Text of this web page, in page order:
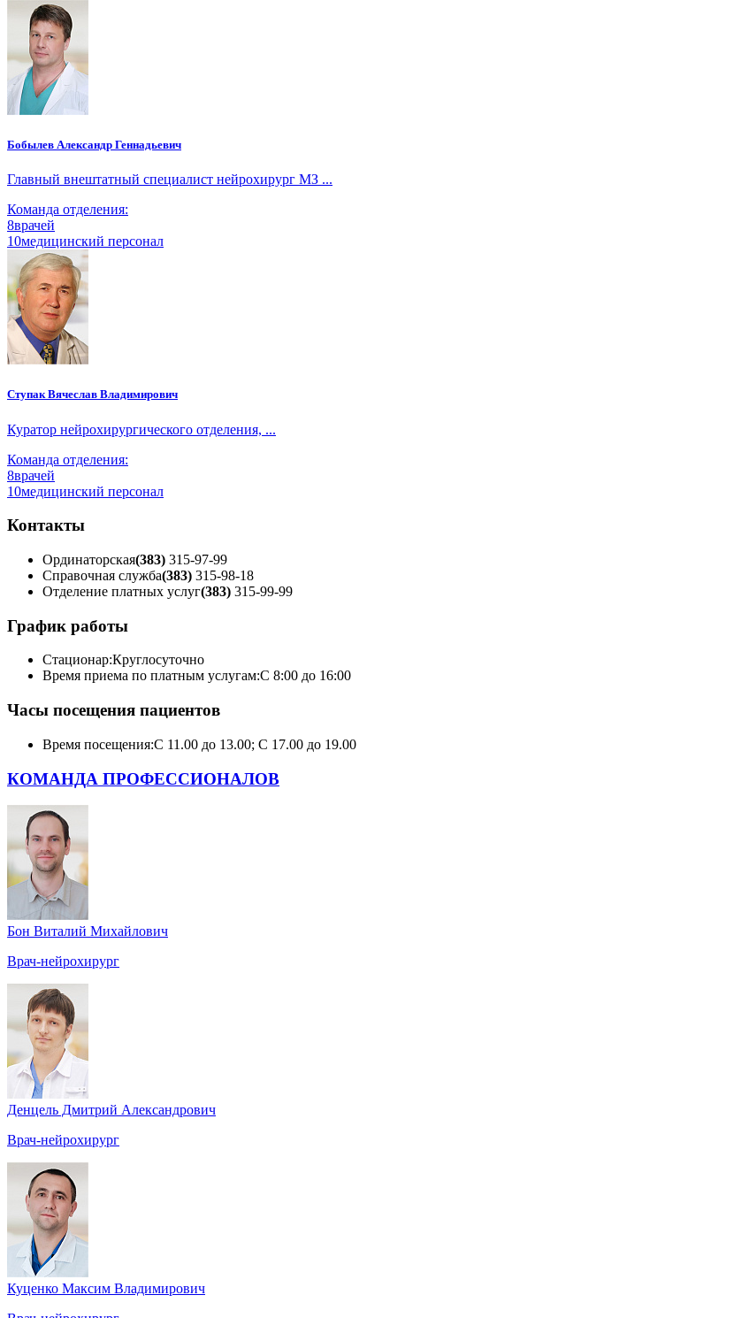
Бобылев Александр Геннадьевич
Главный внештатный специалист нейрохирург МЗ ...
Команда отделения:
8врачей
10медицинский персонал
Ступак Вячеслав Владимирович
Куратор нейрохирургического отделения, ...
Команда отделения:
8врачей
10медицинский персонал
Контакты
Ординаторская(383) 315-97-99
Справочная служба(383) 315-98-18
Отделение платных услуг(383) 315-99-99
График работы
Стационар:Круглосуточно
Время приема по платным услугам:С 8:00 до 16:00
Часы посещения пациентов
Время посещения:С 11.00 до 13.00; С 17.00 до 19.00
КОМАНДА ПРОФЕССИОНАЛОВ
Бон Виталий Михайлович
Врач-нейрохирург
Денцель Дмитрий Александрович
Врач-нейрохирург
Куценко Максим Владимирович